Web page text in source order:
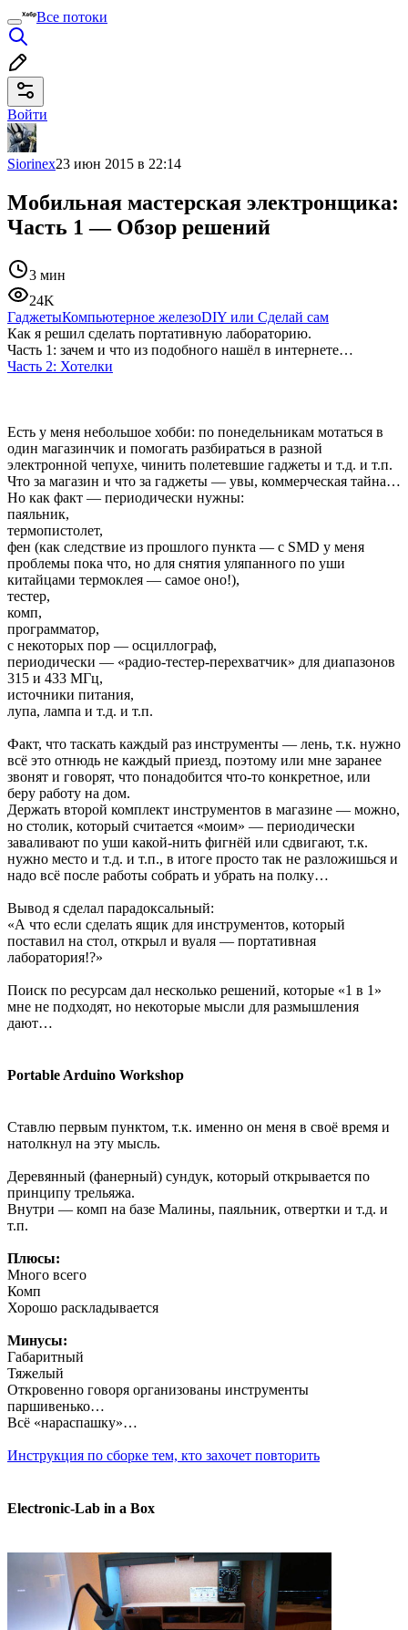
Все потоки
Войти
Siorinex23 июн 2015 в 22:14
Мобильная мастерская электронщика:
Часть 1 — Обзор решений
3 мин
24K
ГаджетыКомпьютерное железоDIY или Сделай сам
Как я решил сделать портативную лабораторию.
Часть 1: зачем и что из подобного нашёл в интернете…
Часть 2: Хотелки
Есть у меня небольшое хобби: по понедельникам мотаться в
один магазинчик и помогать разбираться в разной
электронной чепухе, чинить полетевшие гаджеты и т.д. и т.п.
Что за магазин и что за гаджеты — увы, коммерческая тайна…
Но как факт — периодически нужны:
паяльник,
термопистолет,
фен (как следствие из прошлого пункта — с SMD у меня
проблемы пока что, но для снятия уляпанного по уши
китайцами термоклея — самое оно!),
тестер,
комп,
программатор,
с некоторых пор — осциллограф,
периодически — «радио-тестер-перехватчик» для диапазонов
315 и 433 МГц,
источники питания,
лупа, лампа и т.д. и т.п.
Факт, что таскать каждый раз инструменты — лень, т.к. нужно
всё это отнюдь не каждый приезд, поэтому или мне заранее
звонят и говорят, что понадобится что-то конкретное, или
беру работу на дом.
Держать второй комплект инструментов в магазине — можно,
но столик, который считается «моим» — периодически
заваливают по уши какой-нить фигнёй или сдвигают, т.к.
нужно место и т.д. и т.п., в итоге просто так не разложишься и
надо всё после работы собрать и убрать на полку…
Вывод я сделал парадоксальный:
«А что если сделать ящик для инструментов, который
поставил на стол, открыл и вуаля — портативная
лаборатория!?»
Поиск по ресурсам дал несколько решений, которые «1 в 1»
мне не подходят, но некоторые мысли для размышления
дают…
Portable Arduino Workshop
Ставлю первым пунктом, т.к. именно он меня в своё время и
натолкнул на эту мысль.
Деревянный (фанерный) сундук, который открывается по
принципу трельяжа.
Внутри — комп на базе Малины, паяльник, отвертки и т.д. и
т.п.
Плюсы:
Много всего
Комп
Хорошо раскладывается
Минусы:
Габаритный
Тяжелый
Откровенно говоря организованы инструменты
паршивенько…
Всё «нараспашку»…
Инструкция по сборке тем, кто захочет повторить
Electronic-Lab in a Box